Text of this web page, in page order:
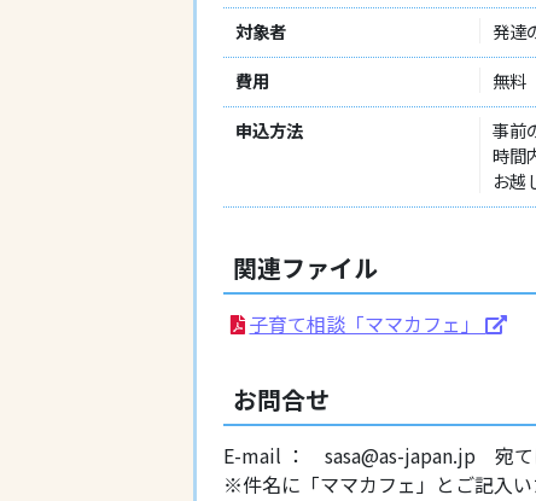
対象者
発達
費用
無料
申込方法
事前
時間
お越
関連ファイル
子育て相談「ママカフェ」
お問合せ
E-mail ： sasa@as-japan.jp 宛て
※件名に「ママカフェ」とご記入い